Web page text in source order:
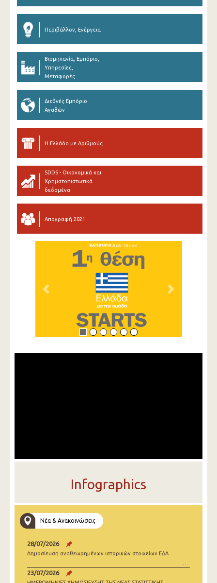
Περιβάλλον, Ενέργεια
Βιομηχανία, Εμπόριο,
Υπηρεσίες,
Μεταφορές
Διεθνές Εμπόριο
Αγαθών
Η Ελλάδα με Αριθμούς
SDDS - Οικονομικά και
Χρηματοπιστωτικά
δεδομένα
Απογραφή 2021
Previous Next
Infographics
Νέα & Ανακοινώσεις
28/07/2026
Δημοσίευση αναθεωρημένων ιστορικών στοιχείων ΕΔΑ
23/07/2026